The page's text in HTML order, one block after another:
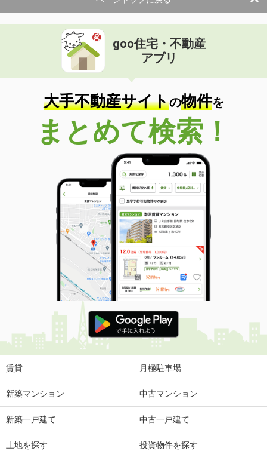
goo住宅・不動産
アプリ
大手不動産サイトの物件を
まとめて検索！
賃貸 月極駐車場
新築マンション 中古マンション
新築一戸建て 中古一戸建て
土地を探す 投資物件を探す